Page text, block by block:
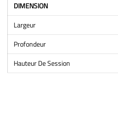
DIMENSION
Largeur
Profondeur
Hauteur De Session